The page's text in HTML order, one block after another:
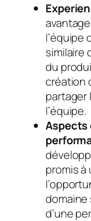
l’équipe
similaire
du
création
partager
l’équipe.
Aspects
promis à
domaine
d’une